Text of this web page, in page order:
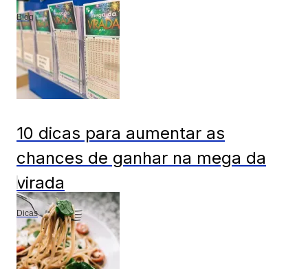
Blog
10 dicas para aumentar as
chances de ganhar na mega da
virada
Dicas